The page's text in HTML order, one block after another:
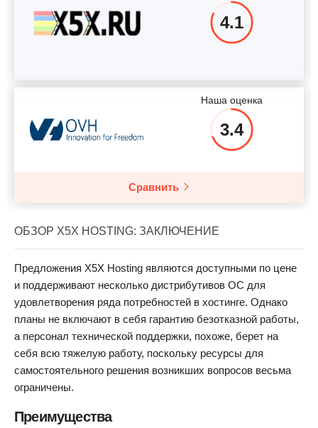
4.1
Наша оценка
3.4
Сравнить
ОБЗОР X5X HOSTING: ЗАКЛЮЧЕНИЕ
Предложения X5X Hosting являются доступными по цене
и поддерживают несколько дистрибутивов ОС для
удовлетворения ряда потребностей в хостинге. Однако
планы не включают в себя гарантию безотказной работы,
а персонал технической поддержки, похоже, берет на
себя всю тяжелую работу, поскольку ресурсы для
самостоятельного решения возникших вопросов весьма
ограничены.
Преимущества